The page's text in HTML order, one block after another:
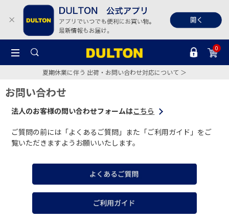
0
夏期休業に伴う 出荷・お問い合わせ対応について ＞
お問い合わせ
法人のお客様の問い合わせフォームはこちら
ご質問の前には「よくあるご質問」また「ご利用ガイド」をご
覧いただきますようお願いいたします。